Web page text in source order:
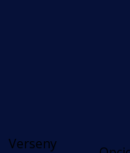
Verseny